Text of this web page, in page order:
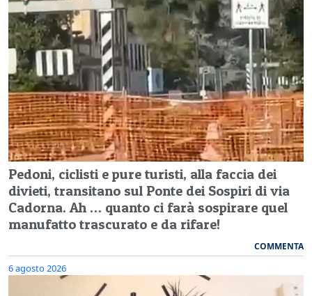
Pedoni, ciclisti e pure turisti, alla faccia dei
divieti, transitano sul Ponte dei Sospiri di via
Cadorna. Ah … quanto ci farà sospirare quel
manufatto trascurato e da rifare!
COMMENTA
6 agosto 2026